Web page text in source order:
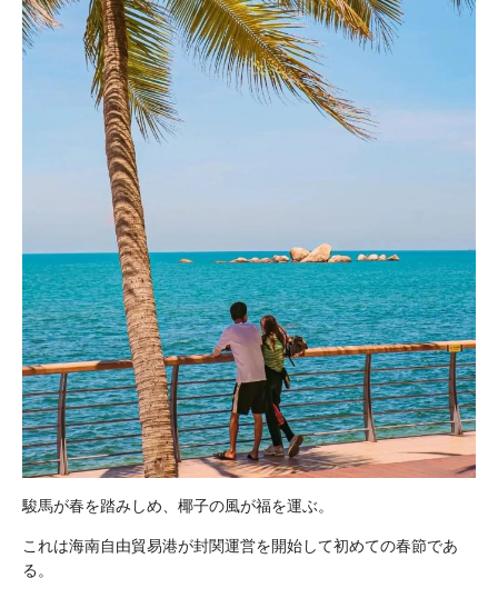
駿馬が春を踏みしめ、椰子の風が福を運ぶ。
これは海南自由貿易港が封関運営を開始して初めての春節であ
る。